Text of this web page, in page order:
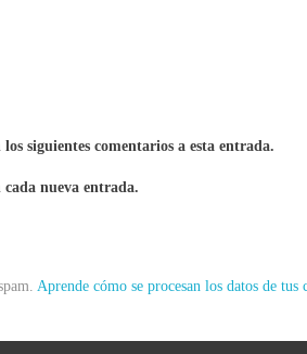
siguientes comentarios a esta entrada.
nueva entrada.
Aprende cómo se procesan los datos de tus